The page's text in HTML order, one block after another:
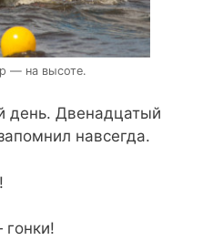
— на высоте.
день. Двенадцатый
навсегда.